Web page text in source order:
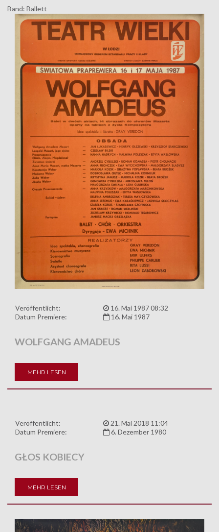
Band: Ballett
Veröffentlicht:
16. Mai 1987 08:32
Datum Premiere:
16. Mai 1987
WOLFGANG AMADEUS
MEHR LESEN
Veröffentlicht:
21. Mai 2018 11:04
Datum Premiere:
6. Dezember 1980
GŁOS KOBIECY
MEHR LESEN